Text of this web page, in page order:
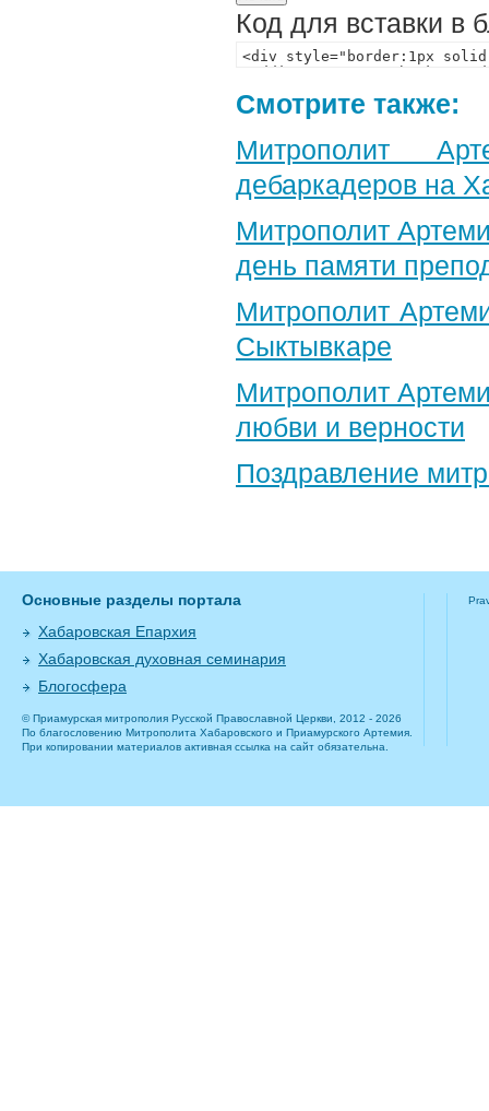
Код для вставки в
Смотрите также:
Митрополит
дебаркадеров на
Митрополит
день памяти
Митрополит
Сыктывкаре
Митрополит
любви и верности
Поздравление​
Основные разделы портала
Хабаровская Епархия
Хабаровская духовная семинария
Блогосфера
© Приамурская митрополия Русской Православной Церкви, 2012 - 2026
По благословению Митрополита Хабаровского и Приамурского Артемия.
При копировании материалов активная ссылка на сайт обязательна.